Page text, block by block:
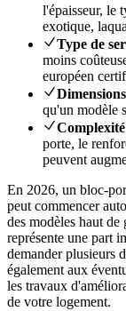
l'épaisseur, le
exotique,
Type de
moins
européen
Dimensions
qu'un modèle
porte, le
peuvent
En 2026, un bloc-
peut commencer
des modèles haut
représente une part
demander plusieurs
également aux
les travaux
de votre logement.